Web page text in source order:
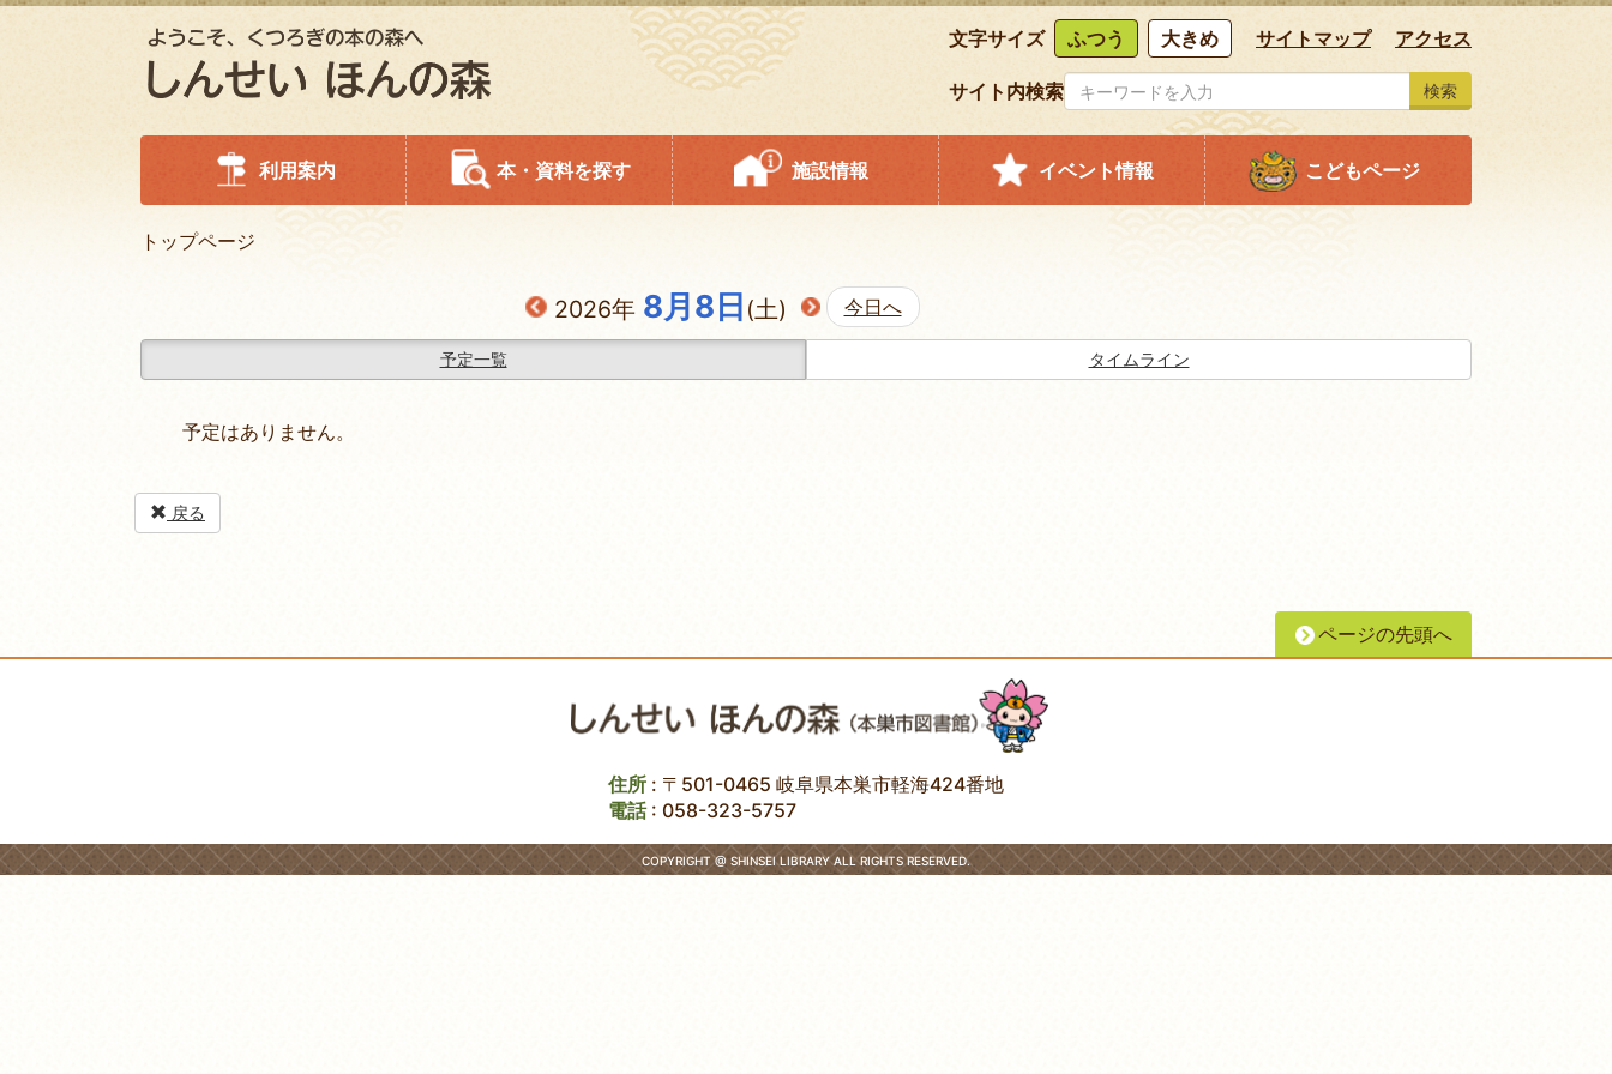
文字サイズ ふつう 大きめ サイトマップ アクセス
サイト内検索 検索
利用案内 本・資料を探す 施設情報 イベント情報 こどもページ
トップページ
2026年8月8日 (土) 今日へ
予定一覧 タイムライン
予定はありません。
戻る
ページの先頭へ
住所 : 〒501-0465 岐阜県本巣市軽海424番地
電話: 058-323-5757
COPYRIGHT @ SHINSEI LIBRARY ALL RIGHTS RESERVED.